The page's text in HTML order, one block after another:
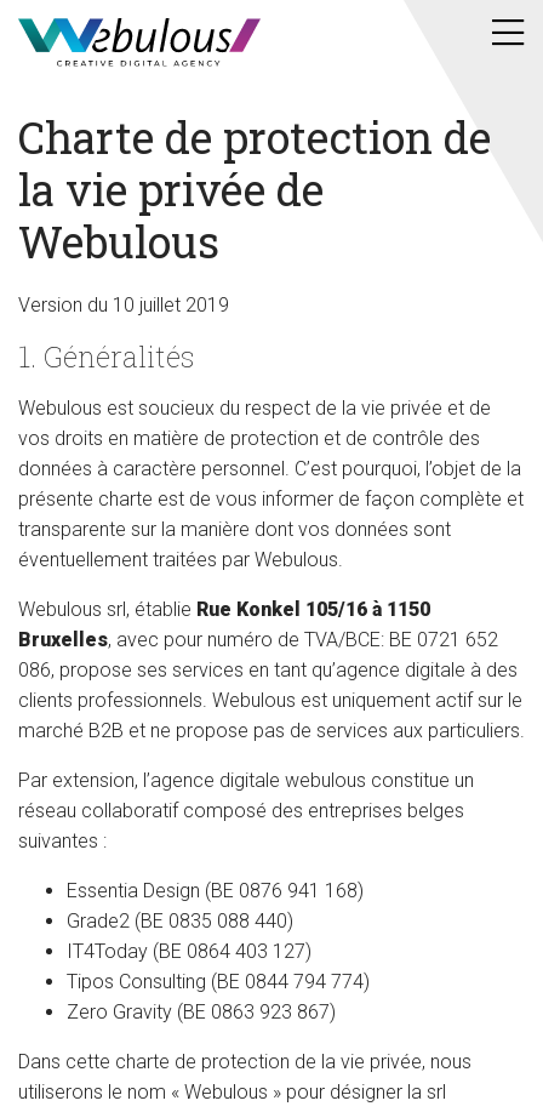
Charte de protection de
la vie privée de
Webulous
Version du 10 juillet 2019
1. Généralités
Webulous est soucieux du respect de la vie privée et de
vos droits en matière de protection et de contrôle des
données à caractère personnel. C’est pourquoi, l’objet de la
présente charte est de vous informer de façon complète et
transparente sur la manière dont vos données sont
éventuellement traitées par Webulous.
Webulous srl, établie Rue Konkel 105/16 à 1150
Bruxelles, avec pour numéro de TVA/BCE: BE 0721 652
086, propose ses services en tant qu’agence digitale à des
clients professionnels. Webulous est uniquement actif sur le
marché B2B et ne propose pas de services aux particuliers.
Par extension, l’agence digitale webulous constitue un
réseau collaboratif composé des entreprises belges
suivantes :
Essentia Design (BE 0876 941 168)
Grade2 (BE 0835 088 440)
IT4Today (BE 0864 403 127)
Tipos Consulting (BE 0844 794 774)
Zero Gravity (BE 0863 923 867)
Dans cette charte de protection de la vie privée, nous
utiliserons le nom « Webulous » pour désigner la srl